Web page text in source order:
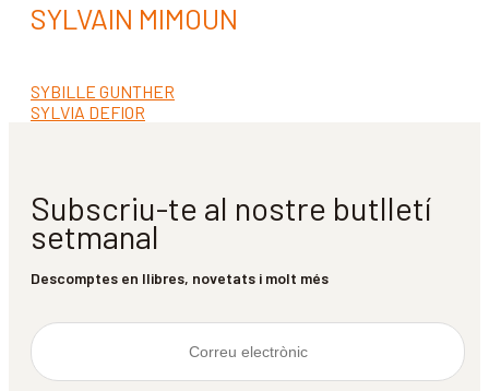
SYLVAIN MIMOUN
Navegació
d'entrades
Entrada
anterior:
SYBILLE GUNTHER
Pròxima
SYLVIA DEFIOR
Subscriu-te al nostre butlletí
setmanal
Descomptes en llibres, novetats i molt més